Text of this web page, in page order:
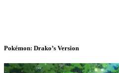
Pokémon: Drako’s Version